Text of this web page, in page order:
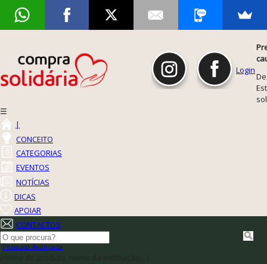
Login
☰
|
CONCEITO
CATEGORIAS
EVENTOS
NOTÍCIAS
DICAS
APOIAR
CONTACTOS
Pesquisa Avançada